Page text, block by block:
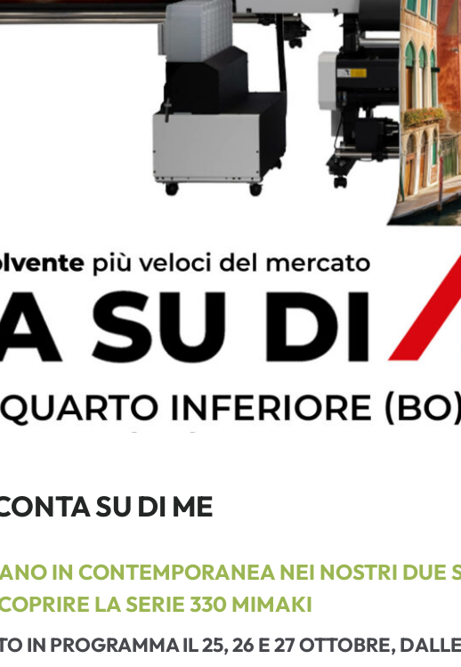
SU DI ME
IN CONTEMPORANEA NEI NOSTRI DUE
LA SERIE 330 MIMAKI
IN PROGRAMMA IL25, 26 E 27 OTTOBRE,